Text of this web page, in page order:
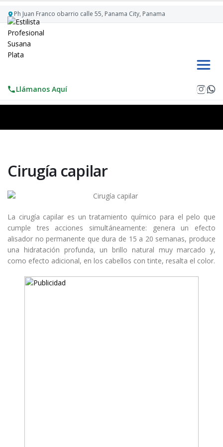
Ph Juan Franco obarrio calle 55, Panama City, Panama
Llámanos Aquí
Cirugí­a capilar
La cirugí­a capilar es un tratamiento quí­mico para el pelo que
cumple tres acciones simultáneamente: genera un efecto
alisador no permanente que dura de 15 a 20 semanas, produce
una hidratación profunda, un brillo natural muy marcado y,
como efecto adicional, en los cabellos con tinte, resalta el color.